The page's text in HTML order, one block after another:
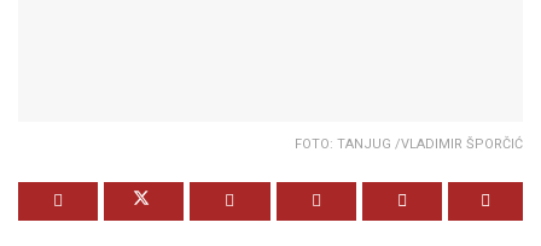
FOTO: TANJUG /VLADIMIR ŠPORČIĆ